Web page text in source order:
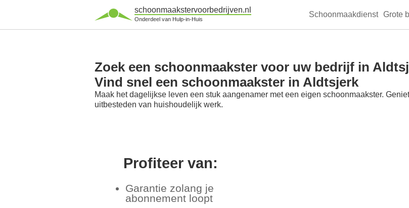
schoonmaakstervoorbedrijven.nl
Onderdeel van Hulp-in-Huis
Schoonmaakdienst Grote
Zoek een schoonmaakster voor uw bedrijf in
Vind snel een schoonmaakster in Aldtsjerk
Maak het dagelijkse leven een stuk aangenamer met een eigen schoonmaakster.
uitbesteden van huishoudelijk werk.
Profiteer van:
Garantie zolang je
abonnement loopt